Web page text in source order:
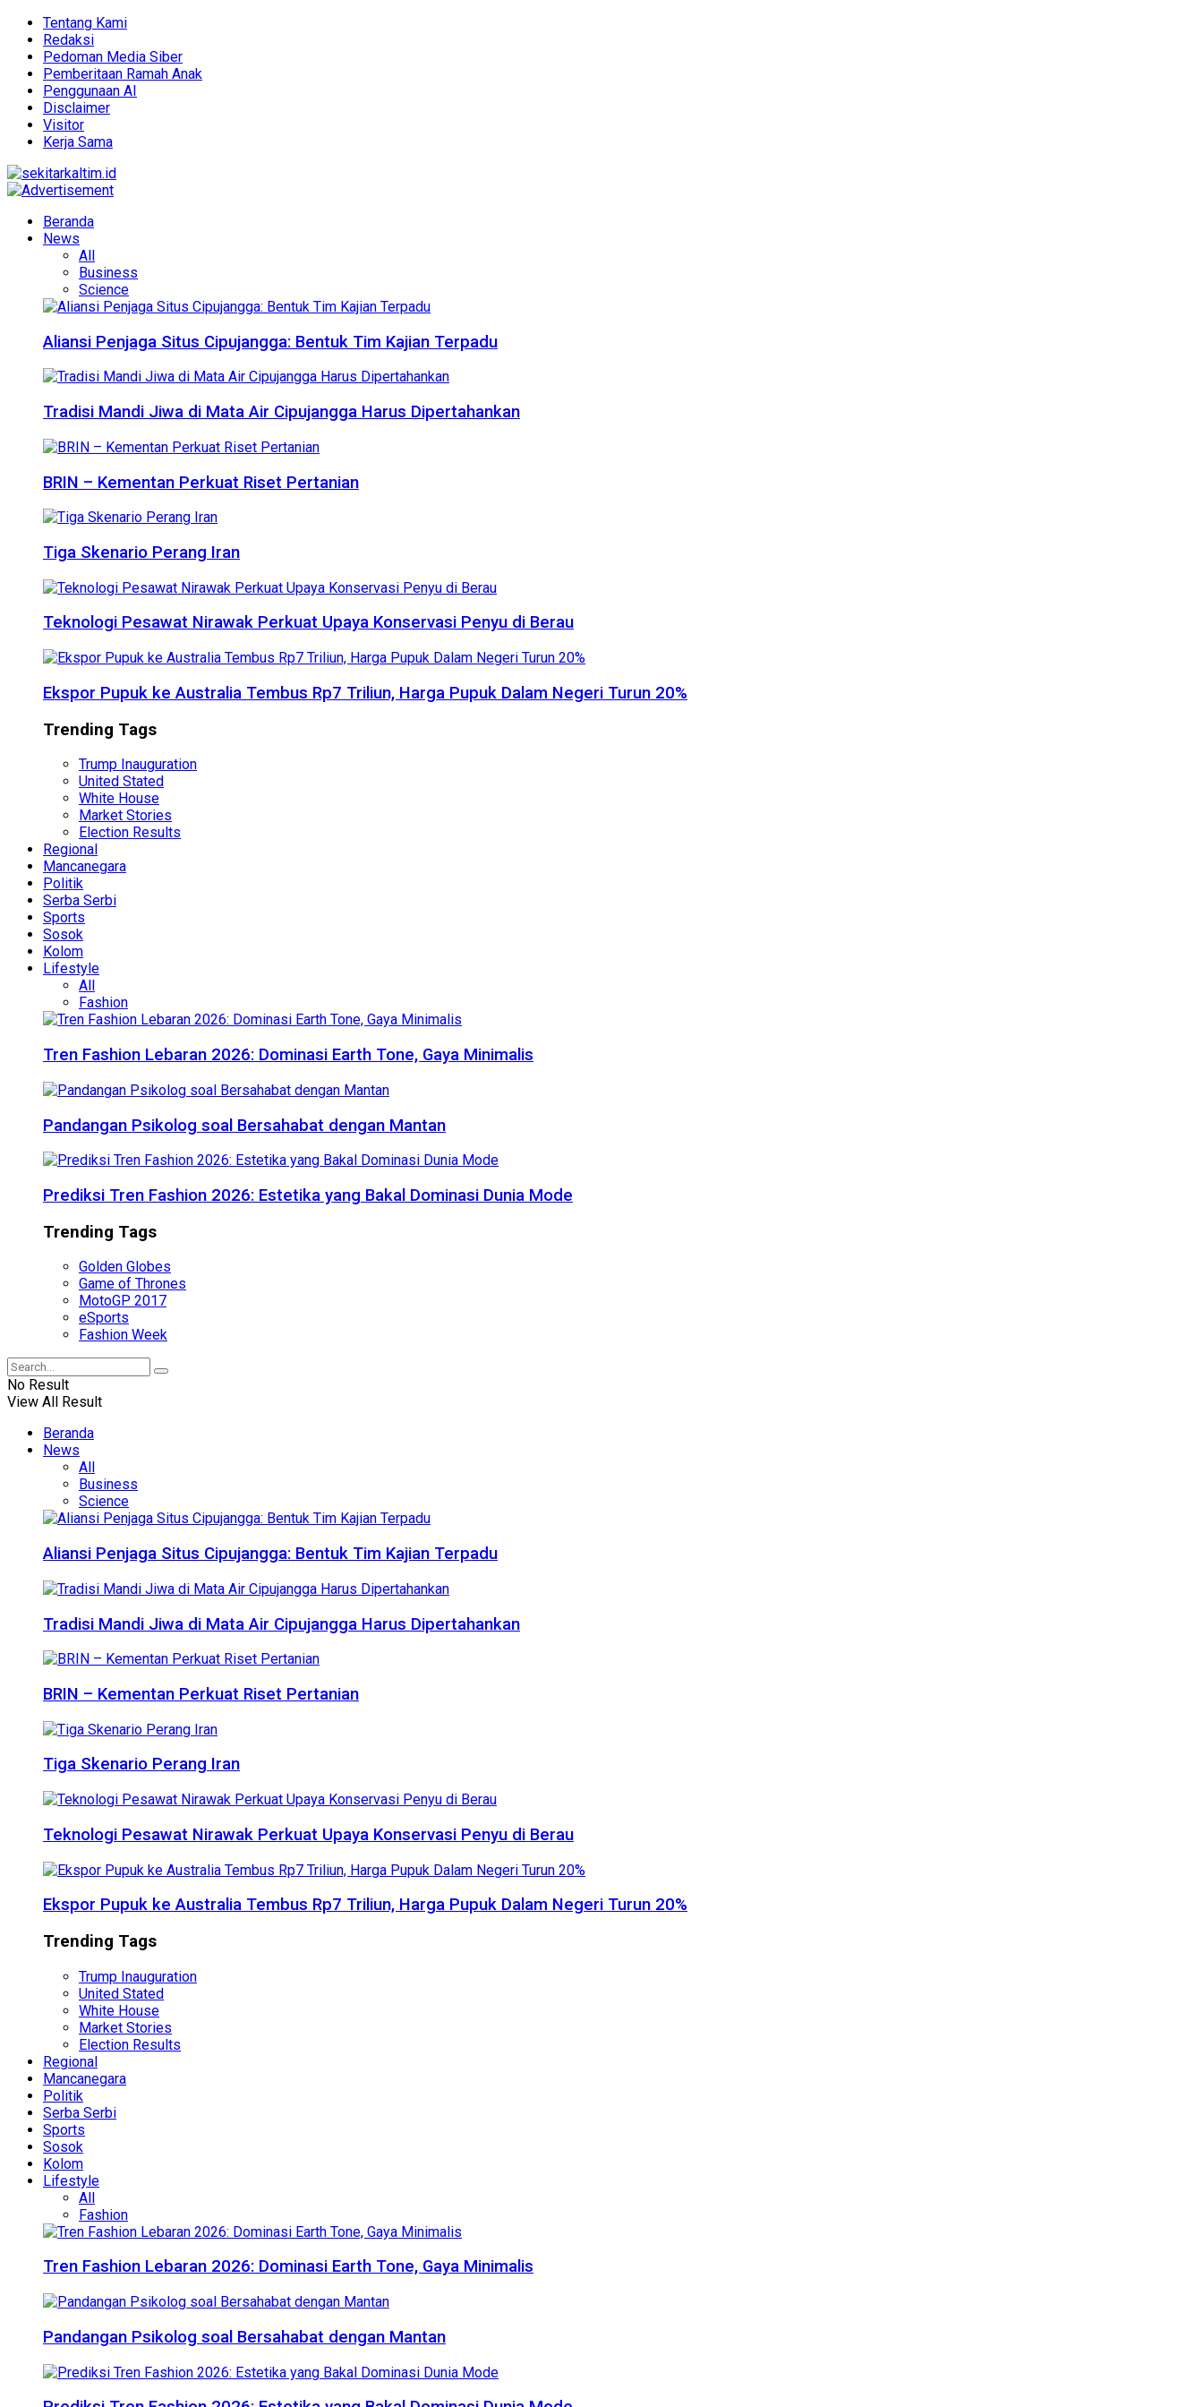
Tentang Kami
Redaksi
Pedoman Media Siber
Pemberitaan Ramah Anak
Penggunaan AI
Disclaimer
Visitor
Kerja Sama
Beranda
News
All
Business
Science
Aliansi Penjaga Situs Cipujangga: Bentuk Tim Kajian Terpadu
Tradisi Mandi Jiwa di Mata Air Cipujangga Harus Dipertahankan
BRIN – Kementan Perkuat Riset Pertanian
Tiga Skenario Perang Iran
Teknologi Pesawat Nirawak Perkuat Upaya Konservasi Penyu di Berau
Ekspor Pupuk ke Australia Tembus Rp7 Triliun, Harga Pupuk Dalam Negeri Turun 20%
Trending Tags
Trump Inauguration
United Stated
White House
Market Stories
Election Results
Regional
Mancanegara
Politik
Serba Serbi
Sports
Sosok
Kolom
Lifestyle
All
Fashion
Tren Fashion Lebaran 2026: Dominasi Earth Tone, Gaya Minimalis
Pandangan Psikolog soal Bersahabat dengan Mantan
Prediksi Tren Fashion 2026: Estetika yang Bakal Dominasi Dunia Mode
Trending Tags
Golden Globes
Game of Thrones
MotoGP 2017
eSports
Fashion Week
No Result
View All Result
Beranda
News
All
Business
Science
Aliansi Penjaga Situs Cipujangga: Bentuk Tim Kajian Terpadu
Tradisi Mandi Jiwa di Mata Air Cipujangga Harus Dipertahankan
BRIN – Kementan Perkuat Riset Pertanian
Tiga Skenario Perang Iran
Teknologi Pesawat Nirawak Perkuat Upaya Konservasi Penyu di Berau
Ekspor Pupuk ke Australia Tembus Rp7 Triliun, Harga Pupuk Dalam Negeri Turun 20%
Trending Tags
Trump Inauguration
United Stated
White House
Market Stories
Election Results
Regional
Mancanegara
Politik
Serba Serbi
Sports
Sosok
Kolom
Lifestyle
All
Fashion
Tren Fashion Lebaran 2026: Dominasi Earth Tone, Gaya Minimalis
Pandangan Psikolog soal Bersahabat dengan Mantan